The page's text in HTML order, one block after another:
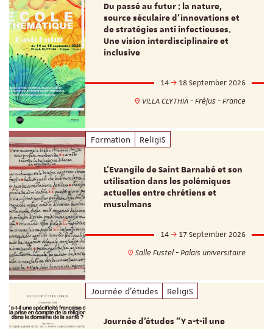
Du passé au futur : la nature,
source séculaire d’innovations et
de stratégies anti infectieuses.
Une vision interdisciplinaire et
inclusive
14
18 September 2026
VILLA CLYTHIA - Fréjus - France
Formation ReligiS
L’Evangile de Saint Barnabé et son
utilisation dans les polémiques
actuelles entre chrétiens et
musulmans
14
17 September 2026
Salle Fustel - Palais universitaire
Journée d'études ReligiS
Journée d’études "Y a-t-il une